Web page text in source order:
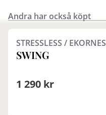
Andra har också köpt
STRESSLESS / EKORNES
SWING
1 290 kr